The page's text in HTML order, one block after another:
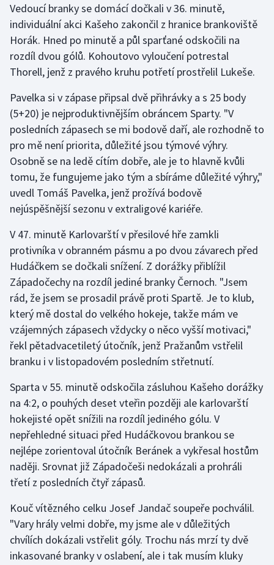
Motorsport
Olympijské hry
Parasport
Plavání
Plážový volejbal
Ragby
Rychlobruslení
Rychlostní kanoistika
Short track
Sportovní střelba
Stolní tenis
Triatlon
Veslování
Vodní slalom
Volejbal
Ostatní
Vedoucí branky se domácí dočkali v 36. minutě,
individuální akci Kašeho zakončil z hranice brankoviště
Horák. Hned po minutě a půl sparťané odskočili na
rozdíl dvou gólů. Kohoutovo vyloučení potrestal
Thorell, jenž z pravého kruhu potřetí prostřelil Lukeše.
Pavelka si v zápase připsal dvě přihrávky a s 25 body
(5+20) je nejproduktivnějším obráncem Sparty. "V
posledních zápasech se mi bodově daří, ale rozhodně to
pro mě není priorita, důležité jsou týmové výhry.
Osobně se na ledě cítím dobře, ale je to hlavně kvůli
tomu, že fungujeme jako tým a sbíráme důležité výhry,"
uvedl Tomáš Pavelka, jenž prožívá bodově
nejúspěšnější sezonu v extraligové kariéře.
V 47. minutě Karlovarští v přesilové hře zamkli
protivníka v obranném pásmu a po dvou závarech před
Hudáčkem se dočkali snížení. Z dorážky přiblížil
Západočechy na rozdíl jediné branky Černoch. "Jsem
rád, že jsem se prosadil právě proti Spartě. Je to klub,
který mě dostal do velkého hokeje, takže mám ve
vzájemných zápasech vždycky o něco vyšší motivaci,"
řekl pětadvacetiletý útočník, jenž Pražanům vstřelil
branku i v listopadovém posledním střetnutí.
Sparta v 55. minutě odskočila zásluhou Kašeho dorážky
na 4:2, o pouhých deset vteřin později ale karlovarští
hokejisté opět snížili na rozdíl jediného gólu. V
nepřehledné situaci před Hudáčkovou brankou se
nejlépe zorientoval útočník Beránek a vykřesal hostům
naději. Srovnat již Západočeši nedokázali a prohráli
třetí z posledních čtyř zápasů.
Kouč vítězného celku Josef Jandač soupeře pochválil.
"Vary hrály velmi dobře, my jsme ale v důležitých
chvílích dokázali vstřelit góly. Trochu nás mrzí ty dvě
inkasované branky v oslabení, ale i tak musím kluky